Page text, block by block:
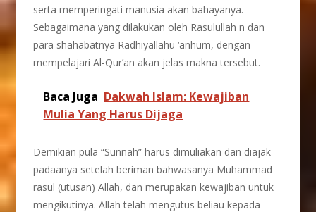
serta memperingati manusia akan bahayanya.
Sebagaimana yang dilakukan oleh Rasulullah n dan
para shahabatnya Radhiyallahu ‘anhum, dengan
mempelajari Al-Qur’an akan jelas makna tersebut.
Baca Juga Dakwah Islam: Kewajiban
Mulia Yang Harus Dijaga
Demikian pula “Sunnah” harus dimuliakan dan diajak
padaanya setelah beriman bahwasanya Muhammad
rasul (utusan) Allah, dan merupakan kewajiban untuk
mengikutinya. Allah telah mengutus beliau kepada